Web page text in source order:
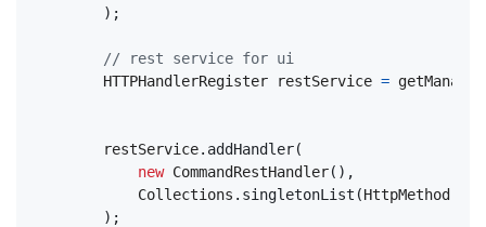
);
// rest service for ui
HTTPHandlerRegister
restService = getManager
restService. addHandler(
new CommandRestHandler(),
Collections . singletonList (HttpMethod
);